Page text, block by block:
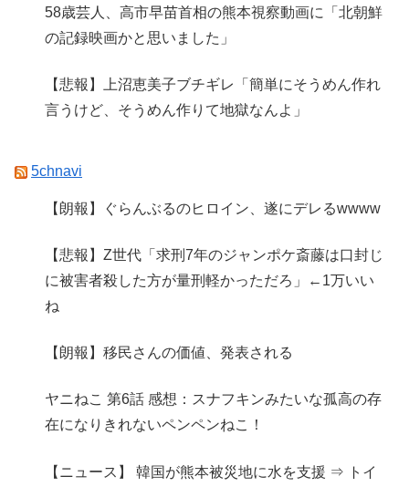
58歳芸人、高市早苗首相の熊本視察動画に「北朝鮮
の記録映画かと思いました」
【悲報】上沼恵美子ブチギレ「簡単にそうめん作れ
言うけど、そうめん作りて地獄なんよ」
5chnavi
【朗報】ぐらんぶるのヒロイン、遂にデレるwwww
【悲報】Z世代「求刑7年のジャンポケ斎藤は口封じ
に被害者殺した方が量刑軽かっただろ」←1万いい
ね
【朗報】移民さんの価値、発表される
ヤニねこ 第6話 感想：スナフキンみたいな孤高の存
在になりきれないペンペンねこ！
【ニュース】 韓国が熊本被災地に水を支援 ⇒ トイ